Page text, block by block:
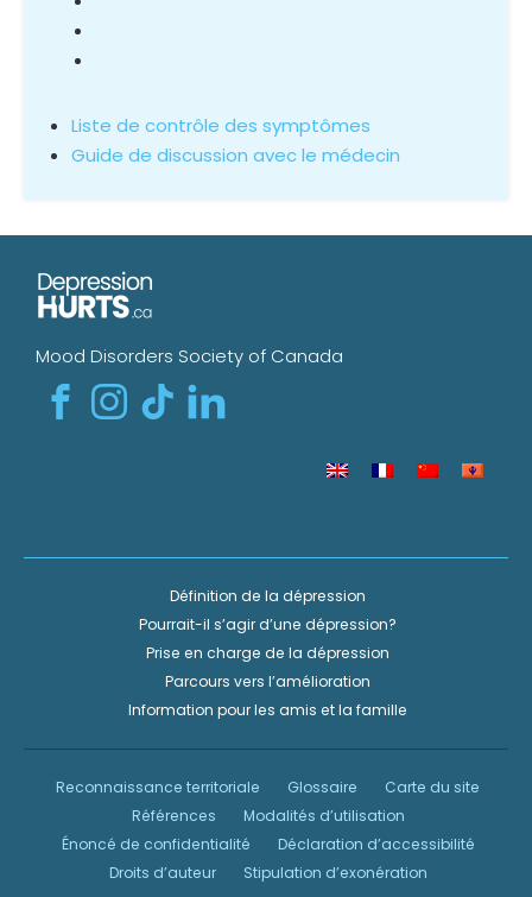
Liste de contrôle des symptômes
Guide de discussion avec le médecin
Mood Disorders Society of Canada
Définition de la dépression
Pourrait-il s’agir d’une dépression?
Prise en charge de la dépression
Parcours vers l’amélioration
Information pour les amis et la famille
Reconnaissance territoriale Glossaire
Carte du site
Références
Modalités d’utilisation
Énoncé de confidentialité
Déclaration d’accessibilité
Droits d’auteur
Stipulation d’exonération